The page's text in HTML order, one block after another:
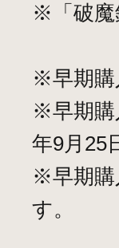
※「破魔
※早期購
※早期購
年9月25
※早期購
す。